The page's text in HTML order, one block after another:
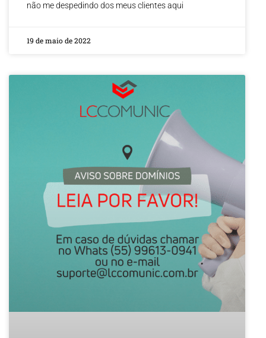
não me despedindo dos meus clientes aqui
19 de maio de 2022